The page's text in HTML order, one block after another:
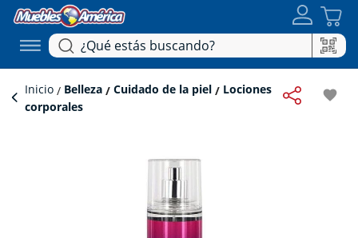
Inicio Belleza Cuidado de la piel Lociones
corporales
favorite